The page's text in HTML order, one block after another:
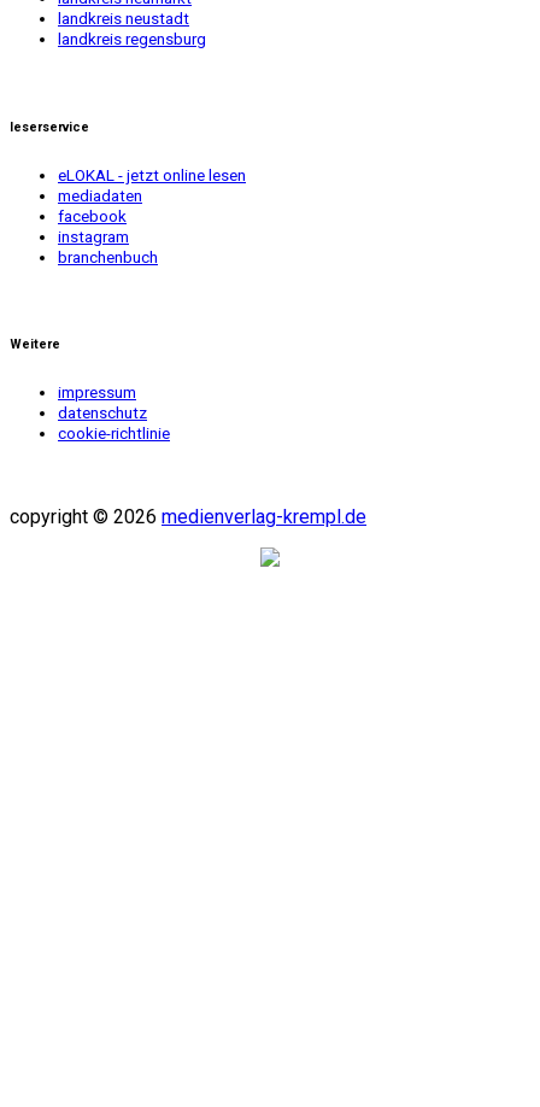
landkreis neustadt
landkreis regensburg
leserservice
eLOKAL - jetzt online lesen
mediadaten
facebook
instagram
branchenbuch
Weitere
impressum
datenschutz
cookie-richtlinie
copyright © 2026 medienverlag-krempl.de